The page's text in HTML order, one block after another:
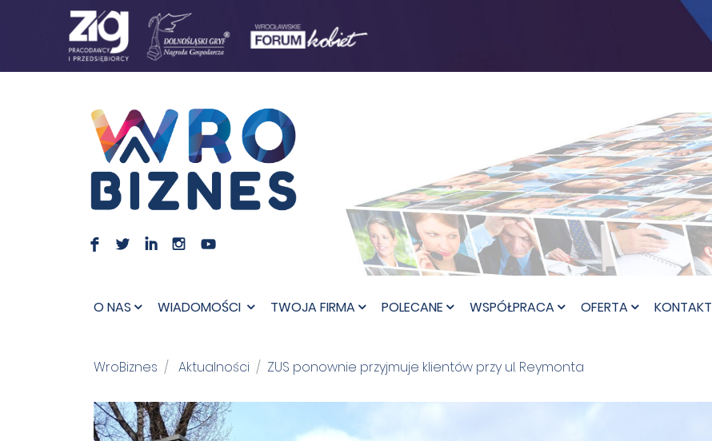
F L I I
O NAS WIADOMOŚCI TWOJA FIRMA POLECANE WSPÓŁPRACA OFERTA KONTAKT
WroBiznes Aktualności ZUS ponownie przyjmuje klientów przy ul. Reymonta